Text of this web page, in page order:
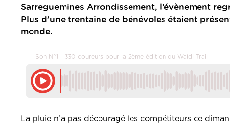
Sarreguemines Arrondissement, l’évènement
Plus d’une trentaine de bénévoles étaient
monde.
Son N°1 - 330 coureurs pour la 2ème édition du Waldi Trail
La pluie n’a pas découragé les compétiteurs ce